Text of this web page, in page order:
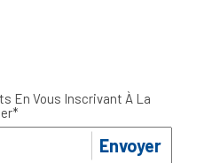
En Vous Inscrivant À La
Envoyer